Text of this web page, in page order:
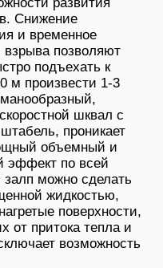
Снижение
и временное
взрыва позволяют
подъехать к
м произвести 1-3
шквал с
проникает
объемный и
эффект по всей
можно сделать
жидкостью,
поверхности,
от притока тепла и
возможность